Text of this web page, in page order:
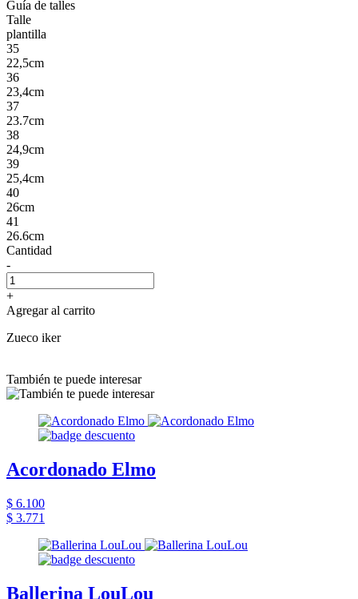
Guía de talles
Talle
plantilla
35
22,5cm
36
23,4cm
37
23.7cm
38
24,9cm
39
25,4cm
40
26cm
41
26.6cm
Cantidad
-
+
Agregar al carrito
Zueco iker
También te puede interesar
Acordonado Elmo
$ 6.100
$ 3.771
Ballerina LouLou